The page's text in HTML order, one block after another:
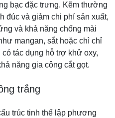
bạc đặc trưng. Kẽm thường
đúc và giảm chi phí sản xuất,
và khả năng chống mài
mangan, sắt hoặc chì chỉ
tác dụng hỗ trợ khử oxy,
năng gia công cắt gọt.
trắng
trúc tinh thể lập phương